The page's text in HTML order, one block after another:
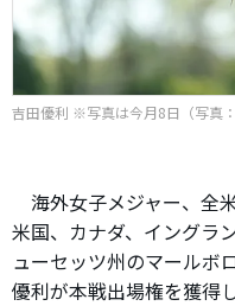
吉田優利 ※写真は今月8日（写真：
海外女子メジャー、全
米国、カナダ、イングラ
ューセッツ州のマールボ
優利が本戦出場権を獲得し